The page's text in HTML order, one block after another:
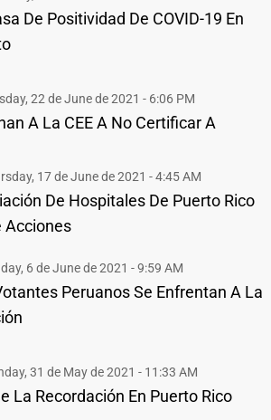
De Positividad De COVID-19 En
22 de June de 2021 - 6:06 PM
A La CEE A No Certificar A
17 de June de 2021 - 4:45 AM
De Hospitales De Puerto Rico
Acciones
6 de June de 2021 - 9:59 AM
Peruanos Se Enfrentan A La
31 de May de 2021 - 11:33 AM
La Recordación En Puerto Rico